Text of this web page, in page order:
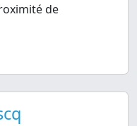
de